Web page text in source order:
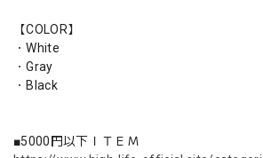
【COLOR】
・White
・Gray
・Black
■5000円以下ＩＴＥＭ